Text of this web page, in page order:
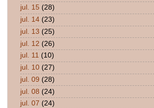
jul. 15 (28)
jul. 14 (23)
jul. 13 (25)
jul. 12 (26)
jul. 11 (10)
jul. 10 (27)
jul. 09 (28)
jul. 08 (24)
jul. 07 (24)